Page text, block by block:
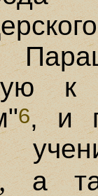
к
6, и
а